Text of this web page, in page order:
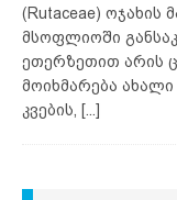
(Rutaceae) ოჯახის
მსოფლიოში
ეთერზეთით არის
მოიხმარება
კვების,
[...]